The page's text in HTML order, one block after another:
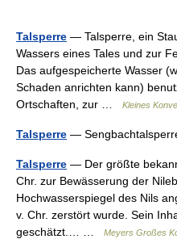
Talsperre — Talsperre, ein
Wassers eines Tales und zur
Das aufgespeicherte Wasser
Schaden anrichten kann)
Ortschaften, zur …
Kleines
Talsperre —
Talsperre — Der größte
Chr. zur Bewässerung der
Hochwasserspiegel des Nils
v. Chr. zerstört wurde. Sein
geschätzt.… …
Meyers Großes